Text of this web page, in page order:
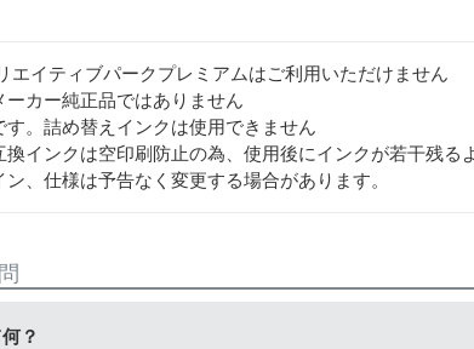
エイティブパークプレミアムはご利用いただけません
ーカー純正品ではありません
す。詰め替えインクは使用できません
換インクは空印刷防止の為、使用後にインクが若干残る
、仕様は予告なく変更する場合があります。
？